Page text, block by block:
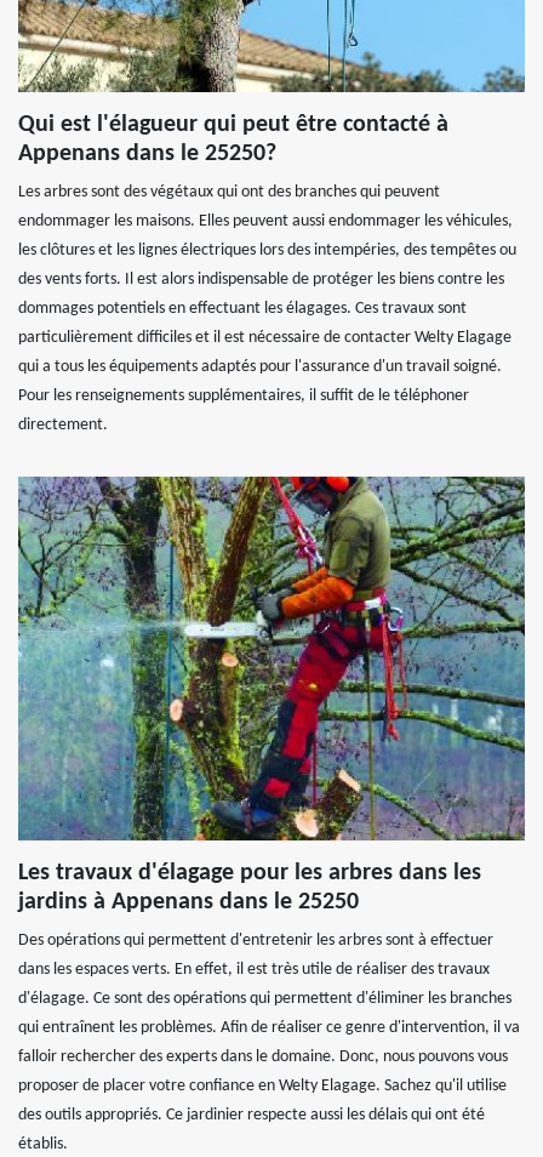
Qui est l'élagueur qui peut être contacté à
Appenans dans le 25250?
Les arbres sont des végétaux qui ont des branches qui peuvent
endommager les maisons. Elles peuvent aussi endommager les véhicules,
les clôtures et les lignes électriques lors des intempéries, des tempêtes ou
des vents forts. Il est alors indispensable de protéger les biens contre les
dommages potentiels en effectuant les élagages. Ces travaux sont
particulièrement difficiles et il est nécessaire de contacter Welty Elagage
qui a tous les équipements adaptés pour l'assurance d'un travail soigné.
Pour les renseignements supplémentaires, il suffit de le téléphoner
directement.
Les travaux d'élagage pour les arbres dans les
jardins à Appenans dans le 25250
Des opérations qui permettent d'entretenir les arbres sont à effectuer
dans les espaces verts. En effet, il est très utile de réaliser des travaux
d'élagage. Ce sont des opérations qui permettent d'éliminer les branches
qui entraînent les problèmes. Afin de réaliser ce genre d'intervention, il va
falloir rechercher des experts dans le domaine. Donc, nous pouvons vous
proposer de placer votre confiance en Welty Elagage. Sachez qu'il utilise
des outils appropriés. Ce jardinier respecte aussi les délais qui ont été
établis.